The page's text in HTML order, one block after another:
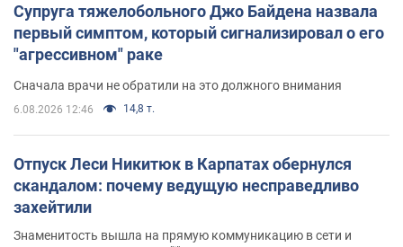
Супруга тяжелобольного Джо Байдена назвала
первый симптом, который сигнализировал о его
"агрессивном" раке
Сначала врачи не обратили на это должного внимания
6.08.2026 12:46 14,8 т.
Отпуск Леси Никитюк в Карпатах обернулся
скандалом: почему ведущую несправедливо
захейтили
Знаменитость вышла на прямую коммуникацию в сети и